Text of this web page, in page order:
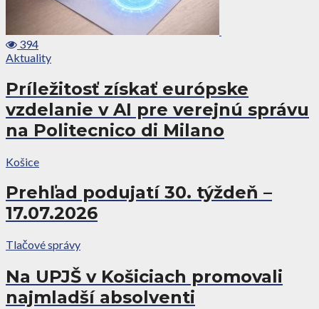
394
Aktuality
Príležitosť získať európske
vzdelanie v AI pre verejnú správu
na Politecnico di Milano
Košice
Prehľad podujatí 30. týždeň –
17.07.2026
Tlačové správy
Na UPJŠ v Košiciach promovali
najmladší absolventi